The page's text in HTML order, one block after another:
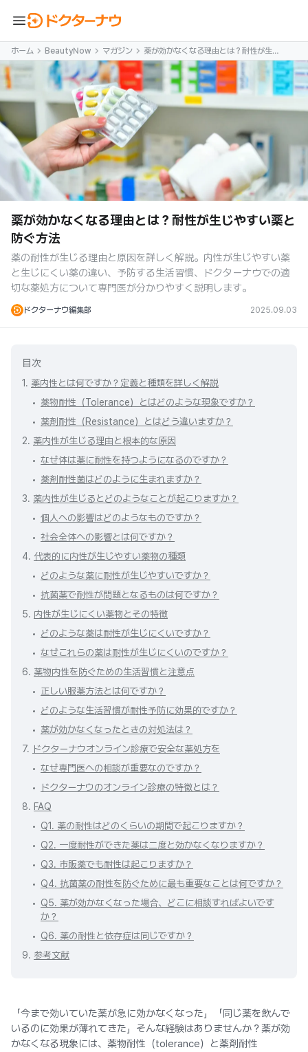
menu
ホーム BeautyNow マガジン
薬が効かなくなる理由とは？耐性が生じ
やすい薬と防ぐ方法
薬が効かなくなる理由とは？耐性が生じやすい薬と
防ぐ方法
薬の耐性が生じる理由と原因を詳しく解説。内性が生じやすい薬
と生じにくい薬の違い、予防する生活習慣、ドクターナウでの適
切な薬処方について専門医が分かりやすく説明します。
ドクターナウ編集部 2025.09.03
目次
1. 薬内性とは何ですか？定義と種類を詳しく解説
薬物耐性（Tolerance）とはどのような現象ですか？
薬剤耐性（Resistance）とはどう違いますか？
2. 薬内性が生じる理由と根本的な原因
なぜ体は薬に耐性を持つようになるのですか？
薬剤耐性菌はどのように生まれますか？
3. 薬内性が生じるとどのようなことが起こりますか？
個人への影響はどのようなものですか？
社会全体への影響とは何ですか？
4. 代表的に内性が生じやすい薬物の種類
どのような薬に耐性が生じやすいですか？
抗菌薬で耐性が問題となるものは何ですか？
5. 内性が生じにくい薬物とその特徴
どのような薬は耐性が生じにくいですか？
なぜこれらの薬は耐性が生じにくいのですか？
6. 薬物内性を防ぐための生活習慣と注意点
正しい服薬方法とは何ですか？
どのような生活習慣が耐性予防に効果的ですか？
薬が効かなくなったときの対処法は？
7. ドクターナウオンライン診療で安全な薬処方を
なぜ専門医への相談が重要なのですか？
ドクターナウのオンライン診療の特徴とは？
8. FAQ
Q1. 薬の耐性はどのくらいの期間で起こりますか？
Q2. 一度耐性ができた薬は二度と効かなくなりますか？
Q3. 市販薬でも耐性は起こりますか？
Q4. 抗菌薬の耐性を防ぐために最も重要なことは何ですか？
Q5. 薬が効かなくなった場合、どこに相談すればよいです
か？
Q6. 薬の耐性と依存症は同じですか？
9. 参考文献
「今まで効いていた薬が急に効かなくなった」「同じ薬を飲んで
いるのに効果が薄れてきた」そんな経験はありませんか？薬が効
かなくなる現象には、薬物耐性（tolerance）と薬剤耐性